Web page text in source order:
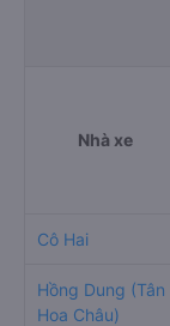
Nhà xe
Cô Hai
Hồng Dung (Tân
Hoa Châu)